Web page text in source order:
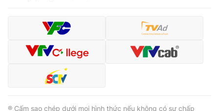
® Cấm sao chép dưới mọi hình thức nếu không có sự chấp